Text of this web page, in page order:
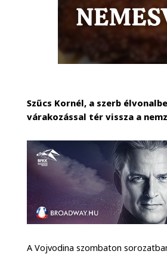
Szűcs Kornél, a szerb
várakozással tér vissza a
A Vojvodina szombaton